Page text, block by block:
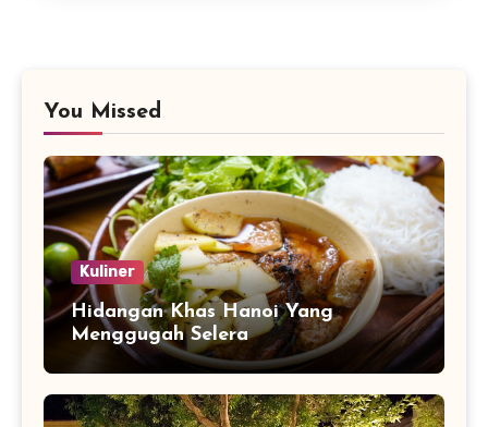
You Missed
Kuliner
Hidangan Khas Hanoi Yang
Menggugah Selera